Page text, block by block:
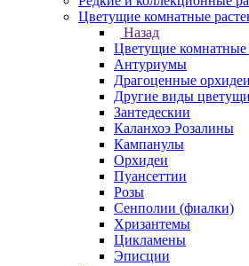
Цветущие комнатные
Назад
Цветущие комнатные
Антуриумы
Драгоценные орхидеи
Другие виды
Зантедескии
Каланхоэ Розалины
Кампанулы
Орхидеи
Пуансеттии
Розы
Сенполии (фиалки)
Хризантемы
Цикламены
Эписции